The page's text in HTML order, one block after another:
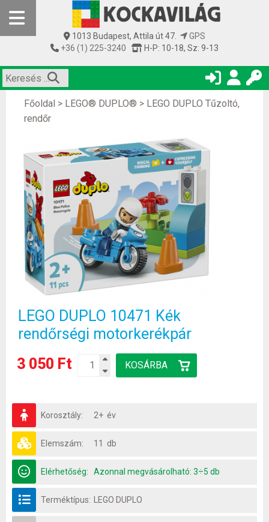
1013 Budapest, Attila út 47.
GPS
+36 (1) 225-3240
H-P: 10-18, Sz: 9-13
Főoldal > LEGO® DUPLO® > LEGO DUPLO Tűzoltó,
rendőr
LEGO DUPLO 10471 Kék
rendőrségi motorkerékpár
3 050 Ft
Korosztály: 2+ év
Elemszám: 11 db
Elérhetőség: Azonnal megvásárolható: 3÷5 db
Terméktípus: LEGO DUPLO